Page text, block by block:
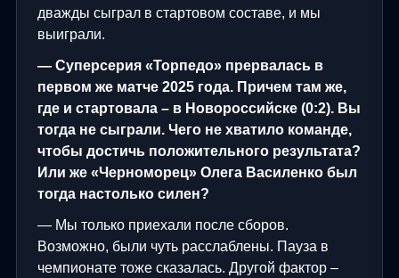
дважды сыграл в стартовом составе, и мы
выиграли.
— Суперсерия «Торпедо» прервалась в
первом же матче 2025 года. Причем там же,
где и стартовала – в Новороссийске (0:2). Вы
тогда не сыграли. Чего не хватило команде,
чтобы достичь положительного результата?
Или же «Черноморец» Олега Василенко был
тогда настолько силен?
— Мы только приехали после сборов.
Возможно, были чуть расслаблены. Пауза в
чемпионате тоже сказалась. Другой фактор –